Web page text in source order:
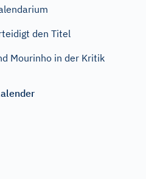
den Titel
Mourinho in der Kritik